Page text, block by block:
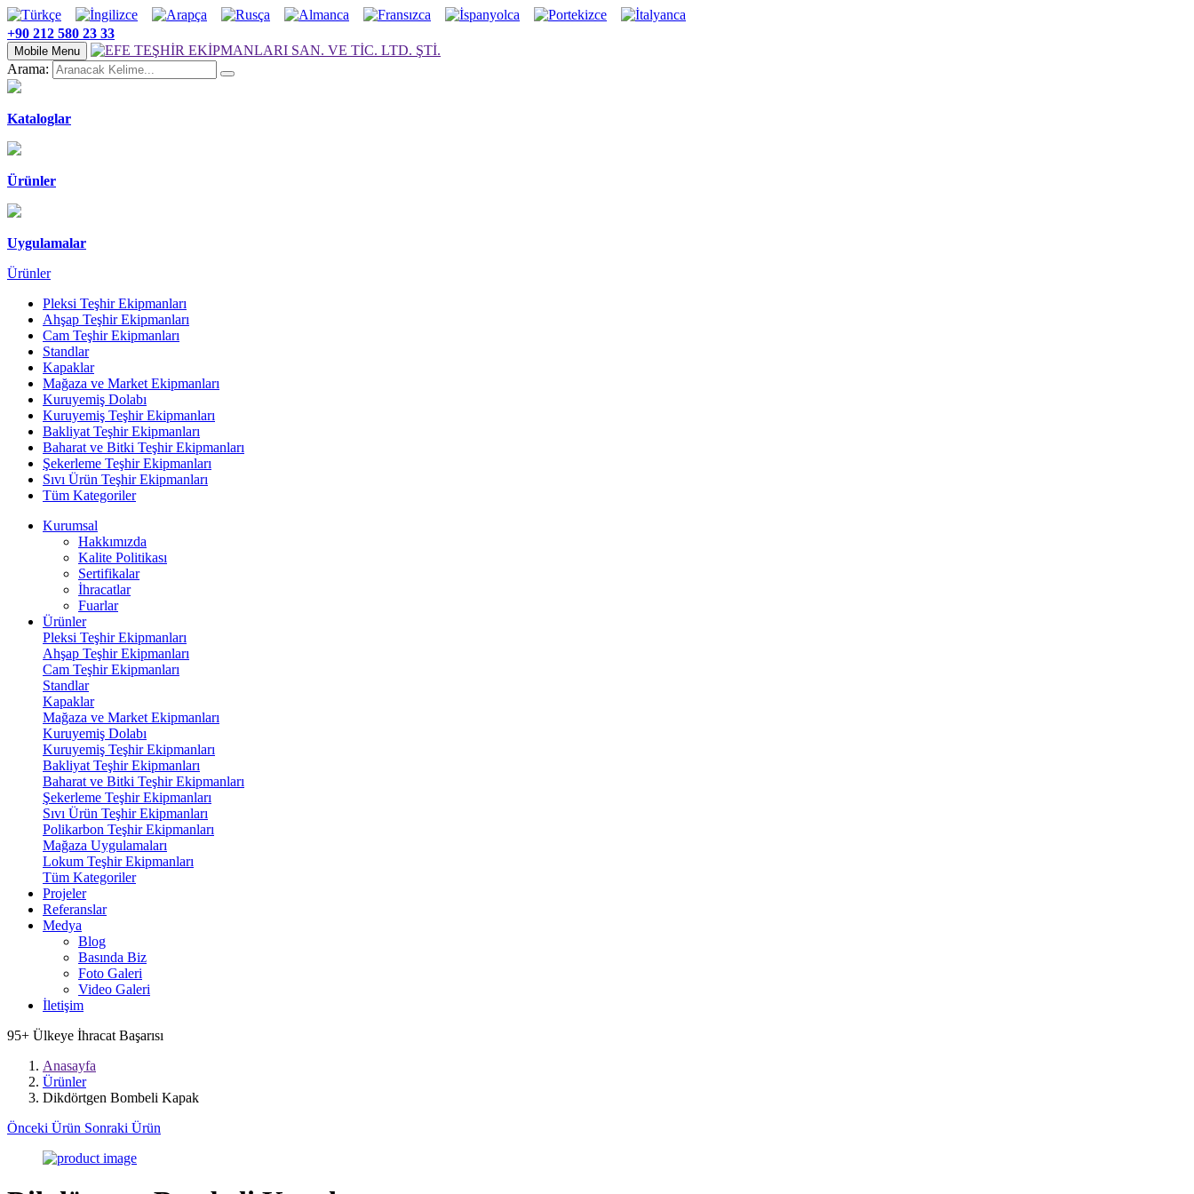
+90 212 580 23 33
Mobile Menu
Arama:
Kataloglar
Ürünler
Uygulamalar
Ürünler
Pleksi Teşhir Ekipmanları
Ahşap Teşhir Ekipmanları
Cam Teşhir Ekipmanları
Standlar
Kapaklar
Mağaza ve Market Ekipmanları
Kuruyemiş Dolabı
Kuruyemiş Teşhir Ekipmanları
Bakliyat Teşhir Ekipmanları
Baharat ve Bitki Teşhir Ekipmanları
Şekerleme Teşhir Ekipmanları
Sıvı Ürün Teşhir Ekipmanları
Tüm Kategoriler
Kurumsal
Hakkımızda
Kalite Politikası
Sertifikalar
İhracatlar
Fuarlar
Ürünler
Pleksi Teşhir Ekipmanları
Ahşap Teşhir Ekipmanları
Cam Teşhir Ekipmanları
Standlar
Kapaklar
Mağaza ve Market Ekipmanları
Kuruyemiş Dolabı
Kuruyemiş Teşhir Ekipmanları
Bakliyat Teşhir Ekipmanları
Baharat ve Bitki Teşhir Ekipmanları
Şekerleme Teşhir Ekipmanları
Sıvı Ürün Teşhir Ekipmanları
Polikarbon Teşhir Ekipmanları
Mağaza Uygulamaları
Lokum Teşhir Ekipmanları
Tüm Kategoriler
Projeler
Referanslar
Medya
Blog
Basında Biz
Foto Galeri
Video Galeri
İletişim
95+ Ülkeye İhracat Başarısı
Anasayfa
Ürünler
Dikdörtgen Bombeli Kapak
Önceki Ürün Sonraki Ürün